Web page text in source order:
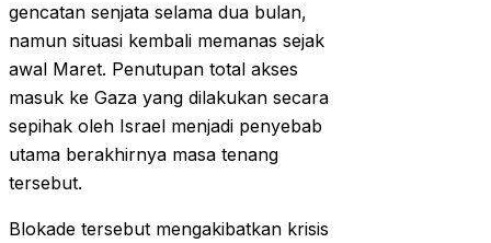
gencatan senjata selama dua bulan,
namun situasi kembali memanas sejak
awal Maret. Penutupan total akses
masuk ke Gaza yang dilakukan secara
sepihak oleh Israel menjadi penyebab
utama berakhirnya masa tenang
tersebut.
Blokade tersebut mengakibatkan krisis